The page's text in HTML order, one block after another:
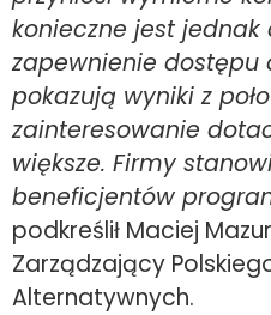
konieczne jest jednak
zapewnienie dostępu
pokazują wyniki z
zainteresowanie
większe. Firmy
beneficjentów
podkreślił Maciej
Zarządzający
Alternatywnych.